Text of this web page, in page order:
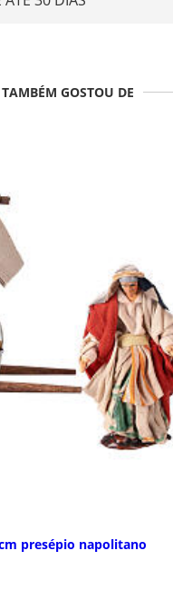
GOSTOU DE
presépio napolitano